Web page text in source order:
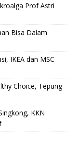
Prof Astri
Bisa Dalam
IKEA dan MSC
Choice, Tepung
KKN